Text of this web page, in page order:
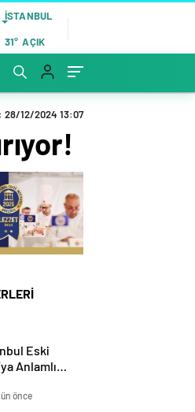
İSTANBUL
31° AÇIK
28/12/2024 13:07
Eski
Anlamlı
önce